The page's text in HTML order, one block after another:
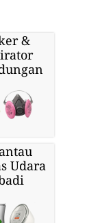
&
Udara